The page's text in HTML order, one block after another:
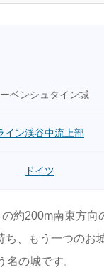
ーベンシュタイン城
イン渓谷中流上部
ドイツ
約200m南東方向
ち、もう一つのお
の城です。